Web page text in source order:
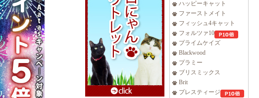
ハッピーキャット
ファーストメイト
フィッシュ4キャット
フォルツァ10
プライムケイズ
Blackwood
プラミー
ブリスミックス
Brit
プレスティージ